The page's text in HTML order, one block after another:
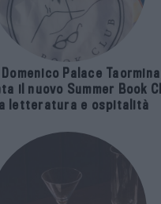
Palace Taormina
il nuovo Summer Book
letteratura e ospitalità